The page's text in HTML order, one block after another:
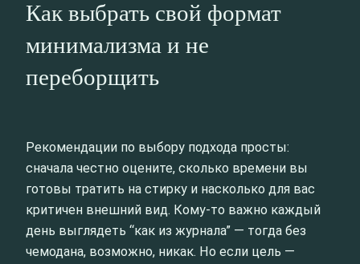
Как выбрать свой формат
минимализма и не
переборщить
Рекомендации по выбору подхода просты:
сначала честно оцените, сколько времени вы
готовы тратить на стирку и насколько для вас
критичен внешний вид. Кому-то важно каждый
день выглядеть “как из журнала” — тогда без
чемодана, возможно, никак. Но если цель —